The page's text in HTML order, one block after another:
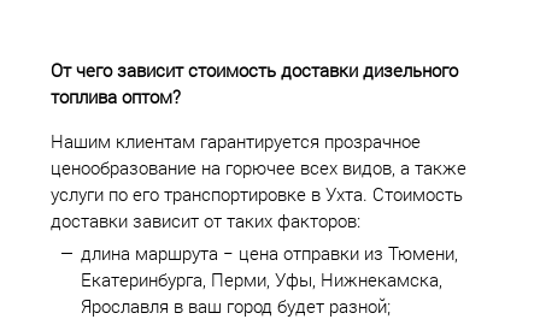
От чего зависит стоимость доставки дизельного
топлива оптом?
Нашим клиентам гарантируется прозрачное
ценообразование на горючее всех видов, а также
услуги по его транспортировке в Ухта. Стоимость
доставки зависит от таких факторов:
длина маршрута − цена отправки из Тюмени,
Екатеринбурга, Перми, Уфы, Нижнекамска,
Ярославля в ваш город будет разной;